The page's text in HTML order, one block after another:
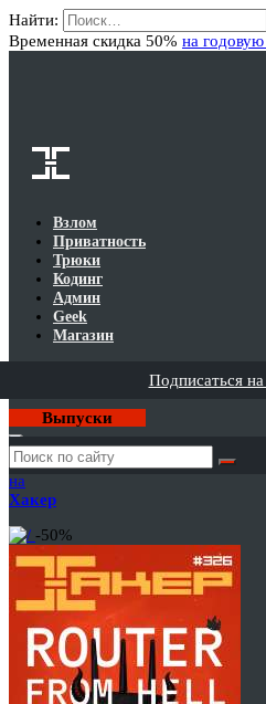
Найти:
Временная скидка 50% на
Взлом
Приватность
Трюки
Кодинг
Админ
Geek
Магазин
Подписаться
Выпуски
Годовая
подписка
на
Хакер
-50%